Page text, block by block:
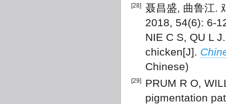
[28]
聂昌盛, 曲鲁江.
2018, 54(6): 6-
NIE C S, QU L
chicken[J].
Chinese)
[29]
PRUM R O,
pigmentation